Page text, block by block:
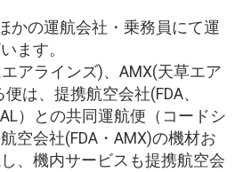
かの運航会社・乗務員にて運
ます。
エアラインズ)、AMX(天草エア
は、提携航空会社(FDA、
）との共同運航便（コードシ
空会社(FDA・AMX)の機材お
、機内サービスも提携航空会